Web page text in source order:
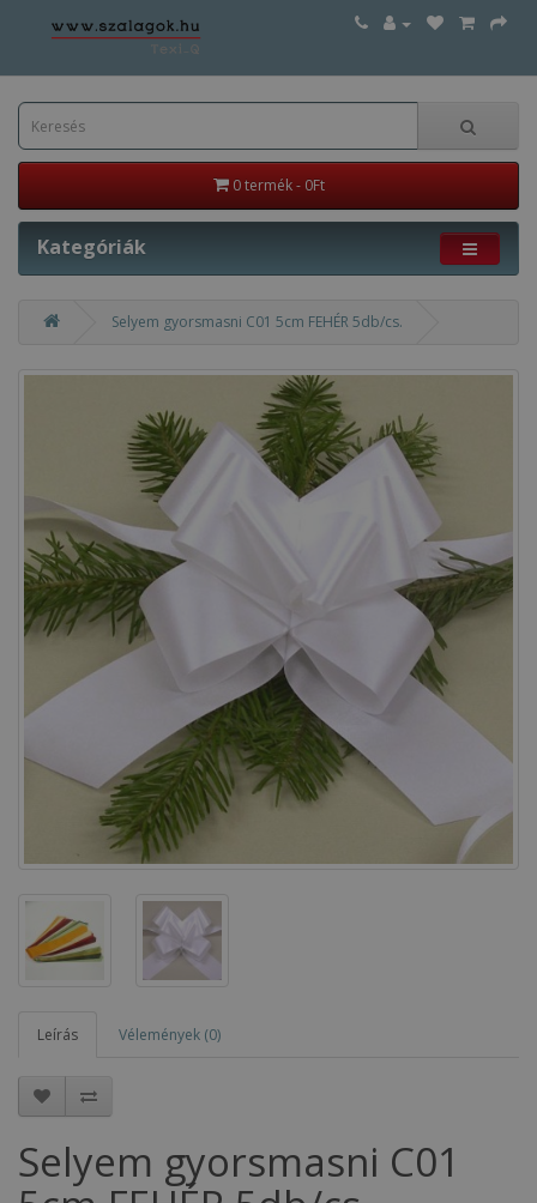
0 termék - 0Ft
Kategóriák
Selyem gyorsmasni C01 5cm FEHÉR 5db/cs.
Leírás Vélemények (0)
Selyem gyorsmasni C01